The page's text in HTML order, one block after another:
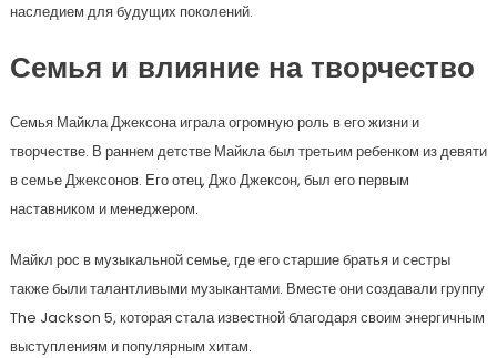
наследием для будущих поколений.
Семья и влияние на творчество
Семья Майкла Джексона играла огромную роль в его жизни и
творчестве. В раннем детстве Майкла был третьим ребенком из девяти
в семье Джексонов. Его отец, Джо Джексон, был его первым
наставником и менеджером.
Майкл рос в музыкальной семье, где его старшие братья и сестры
также были талантливыми музыкантами. Вместе они создавали группу
The Jackson 5, которая стала известной благодаря своим энергичным
выступлениям и популярным хитам.